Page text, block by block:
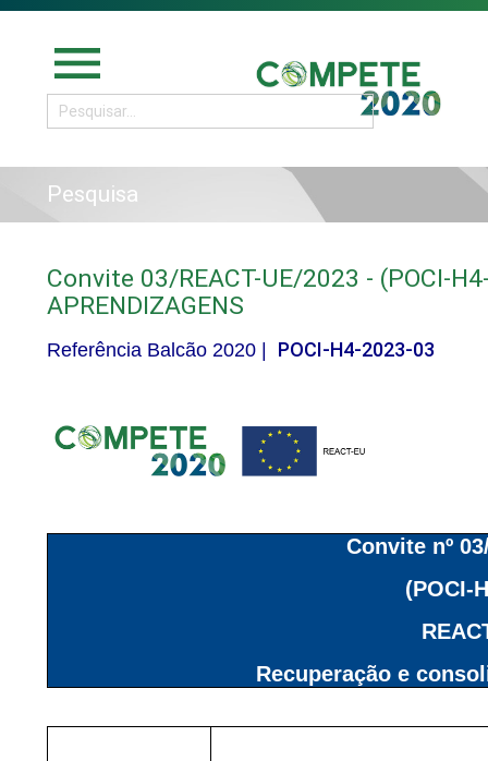
menu
Pesquisa
Convite 03/REACT-UE/2023 - (POCI-
APRENDIZAGENS
Referência Balcão 2020 | POCI-H4-2023-03
Convite nº
(POCI-
Recuperação e